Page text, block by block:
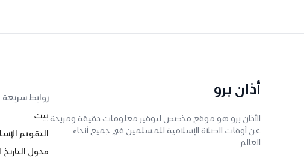
أذان برو
الأذان برو هو موقع مخصص لتوفير معلومات دقيقة ومريحة
عن أوقات الصلاة الإسلامية للمسلمين في جميع أنحاء
العالم.
روابط سريعة
بيت
التقويم
محول التاريخ